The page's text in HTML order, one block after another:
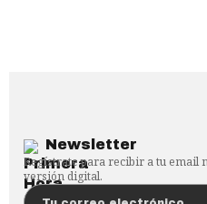
Newsletter
Regístrate para recibir a tu email
versión digital.